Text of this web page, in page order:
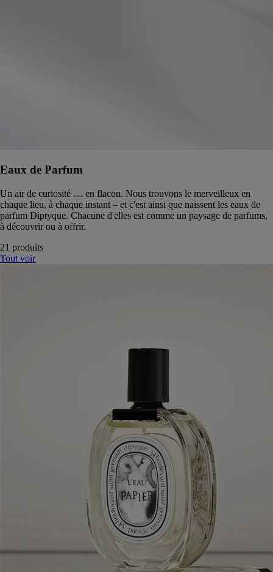
Eaux de Parfum
Un air de curiosité … en flacon. Nous trouvons le merveilleux en
chaque lieu, à chaque instant – et c'est ainsi que naissent les eaux de
parfum Diptyque. Chacune d'elles est comme un paysage de parfums,
à découvrir ou à offrir.
21 produits
Tout voir